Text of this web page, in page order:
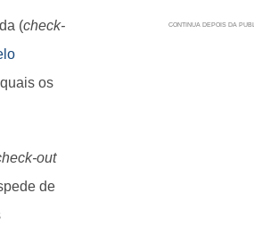
(check-
os
out
de